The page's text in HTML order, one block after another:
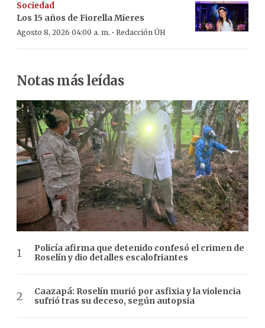
Sociedad
Los 15 años de Fiorella Mieres
Agosto 8, 2026 04:00 a. m. · Redacción ÚH
Notas más leídas
Policía afirma que detenido confesó el crimen de
Roselín y dio detalles escalofriantes
Caazapá: Roselín murió por asfixia y la violencia
sufrió tras su deceso, según autopsia